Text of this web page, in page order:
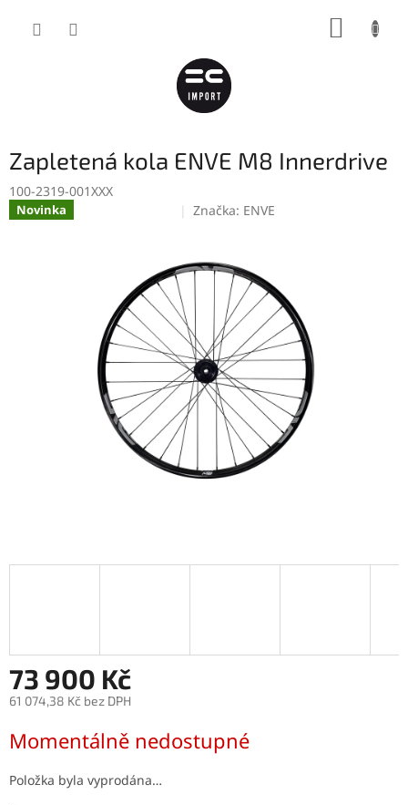
Zapletená kola ENVE M8 Innerdrive
100-2319-001XXX
Novinka Značka: ENVE
73 900 Kč
61 074,38 Kč bez DPH
cena:
Momentálně nedostupné
Položka byla vyprodána…